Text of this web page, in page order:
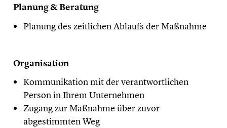
Planung & Beratung
Planung des zeitlichen Ablaufs der Maßnahme
Organisation
Kommunikation mit der verantwortlichen
Person in Ihrem Unternehmen
Zugang zur Maßnahme über zuvor
abgestimmten Weg